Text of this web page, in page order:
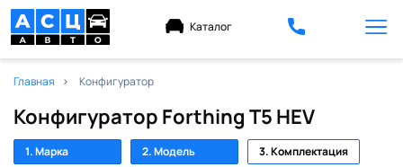
Каталог
Главная Конфигуратор
Конфигуратор Forthing T5 HEV
1. Марка 2. Модель
3. Комплектация